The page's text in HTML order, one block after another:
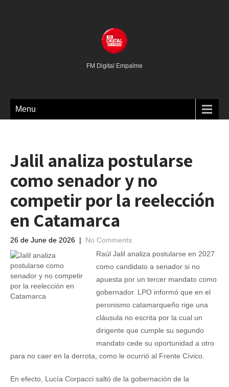
FM Digital Empalme
Menu
Jalil analiza postularse
como senador y no
competir por la reelección
en Catamarca
26 de June de 2026 | No Comments
Raúl Jalil analiza postularse en 2027
como candidato a senador si no
apuesta por un tercer mandato como
gobernador. LPO informó que en el
peronismo catamarqueño rige una
cláusula no escrita por la cual un
dirigente que cumple su segundo
mandato cede su oportunidad a otro
para no caer en la derrota, como le ocurrió al Frente Cívico.
En efecto, Lucía Corpacci saltó de la gobernación de la